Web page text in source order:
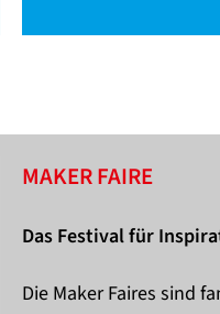
MAKER FAIRE
Das Festival für
Die Maker Faires sind